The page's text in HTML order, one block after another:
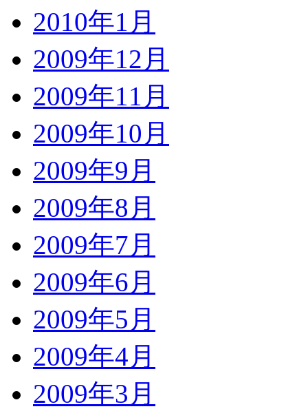
2010年1月
2009年12月
2009年11月
2009年10月
2009年9月
2009年8月
2009年7月
2009年6月
2009年5月
2009年4月
2009年3月